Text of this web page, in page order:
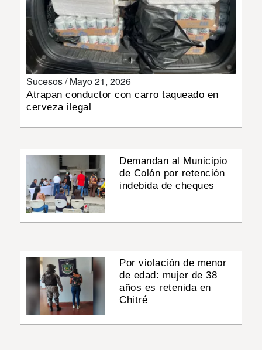
Sucesos /Mayo 21, 2026
Atrapan conductor con carro taqueado en
cerveza ilegal
Demandan al Municipio
de Colón por retención
indebida de cheques
Por violación de menor
de edad: mujer de 38
años es retenida en
Chitré